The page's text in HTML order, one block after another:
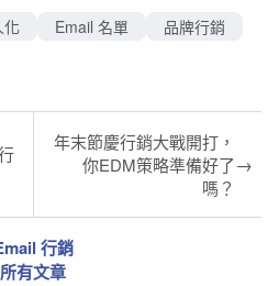
化 Email 名單 品牌行銷
行銷
所有文章
年末節慶行銷大戰開打，
你EDM策略準備好了
嗎？
→